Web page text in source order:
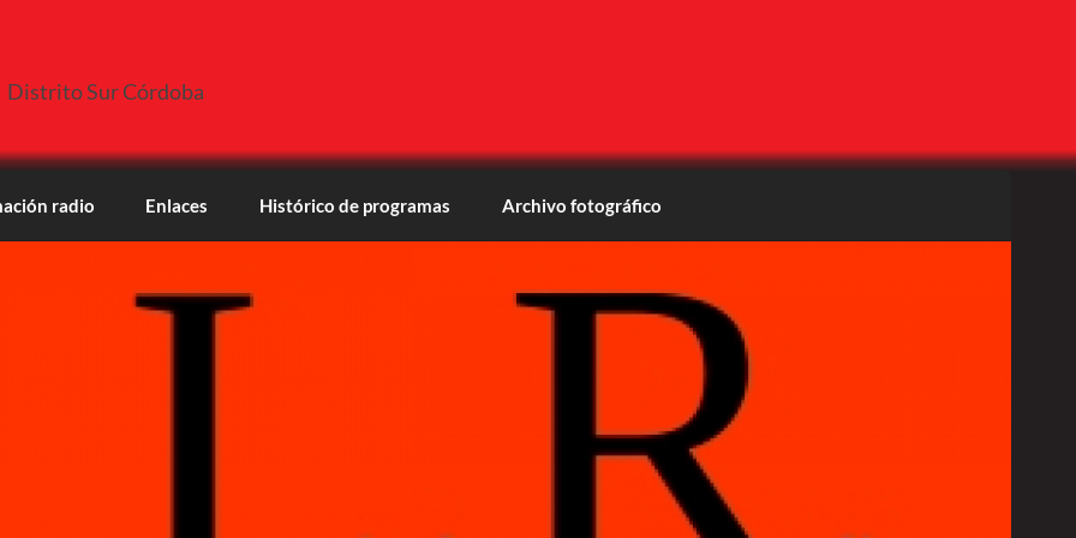
Distrito Sur Córdoba
radio Enlaces Histórico de programas Archivo fotográfico